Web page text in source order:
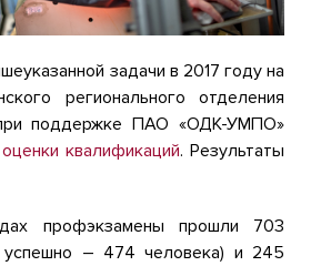
задачи в 2017 году на
регионального отделения
поддержке ПАО «ОДК-УМПО»
квалификаций. Результаты
профэкзамены прошли 703
успешно – 474 человека) и 245